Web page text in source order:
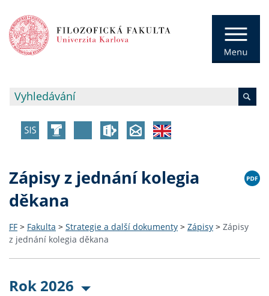
Zápisy z jednání kolegia
děkana
FF > Fakulta > Strategie a další dokumenty > Zápisy > Zápisy
z jednání kolegia děkana
Rok 2026